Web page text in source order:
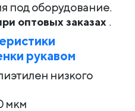
под оборудование.
оптовых заказах .
рукавом
низкого
мкм